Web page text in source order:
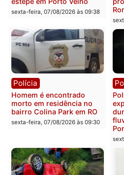
Polícia
apresenta documentos
que comprovam
transparência e legalidade
na operação alvo da PF
sexta-feira, 07/08/2026 às 12:24
Casal é preso pela PRF
com mais de 72 quilos de
mercúrio escondidos em